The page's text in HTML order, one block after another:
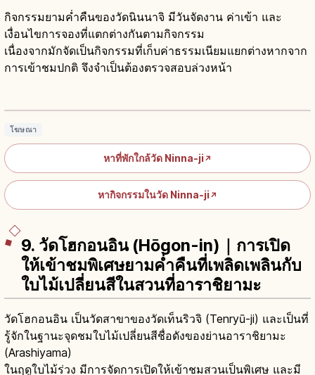
กิจกรรมยามค่ำคืนของวัดนินนาจิ มีวันจัดงาน ค่าเข้า และ
เงื่อนไขการจองที่แตกต่างกันตามกิจกรรม
เนื่องจากมักจัดเป็นกิจกรรมที่เก็บค่าธรรมเนียมแยกต่างหากจาก
การเข้าชมปกติ จึงจำเป็นต้องตรวจสอบล่วงหน้า
โฆษณา
หาที่พักใกล้วัด Ninna-ji↗
หากิจกรรมในวัด Ninna-ji↗
9. วัดโฮกอนอิน (Hōgon-in)｜การเปิด
ให้เข้าชมพิเศษยามค่ำคืนที่เพลิดเพลินกับ
ใบไม้เปลี่ยนสีในสวนที่อาราชิยามะ
วัดโฮกอนอิน เป็นวัดสาขาของวัดเท็นริวจิ (Tenryū-ji) และเป็นที่
รู้จักในฐานะจุดชมใบไม้เปลี่ยนสีชื่อดังของย่านอาราชิยามะ
(Arashiyama)
ในฤดูใบไม้ร่วง มีการจัดการเปิดให้เข้าชมสวนเป็นพิเศษ และมี